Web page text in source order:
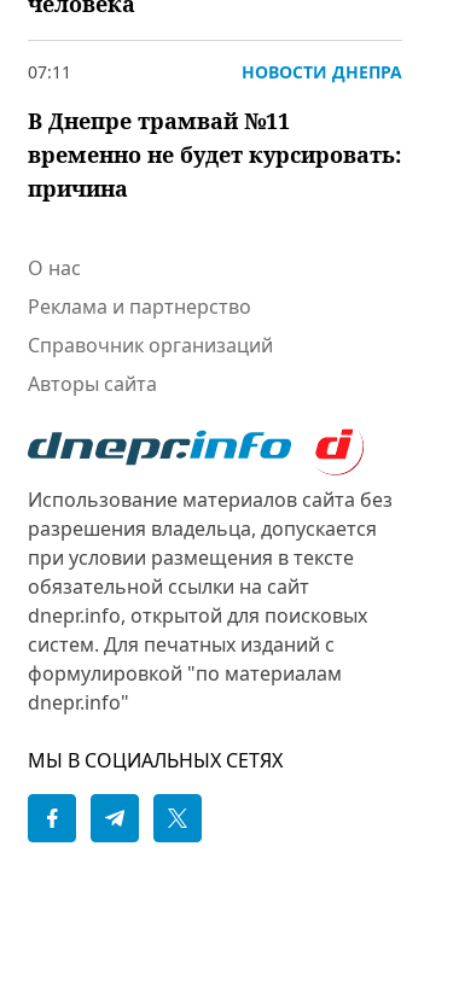
07:11 НОВОСТИ ДНЕПРА
В Днепре трамвай №11
временно не будет курсировать:
причина
О нас
Реклама и партнерство
Справочник организаций
Авторы сайта
Использование материалов сайта без
разрешения владельца, допускается
при условии размещения в тексте
обязательной ссылки на сайт
dnepr.info, открытой для поисковых
систем. Для печатных изданий с
формулировкой "по материалам
dnepr.info"
МЫ В СОЦИАЛЬНЫХ СЕТЯХ